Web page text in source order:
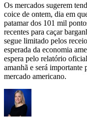
Os mercados sugerem
coice de ontem, dia em
patamar dos 101 mil
recentes para caçar
segue limitado pelos
esperada da economia
espera pelo relatório
amanhã e será
mercado americano.